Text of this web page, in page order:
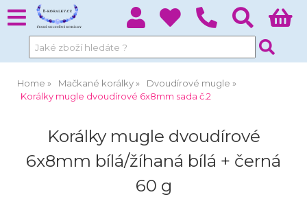
Home Mačkané korálky
Dvoudírové mugle
Korálky mugle dvoudírové 6x8mm sada č.2
Korálky mugle dvoudírové
6x8mm bílá/žíhaná bílá + černá
60 g